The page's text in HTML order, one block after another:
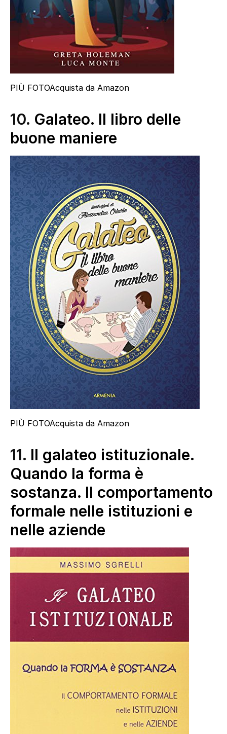
PIÙ FOTOAcquista da Amazon
10. Galateo. Il libro delle
buone maniere
PIÙ FOTOAcquista da Amazon
11. Il galateo istituzionale.
Quando la forma è
sostanza. Il comportamento
formale nelle istituzioni e
nelle aziende